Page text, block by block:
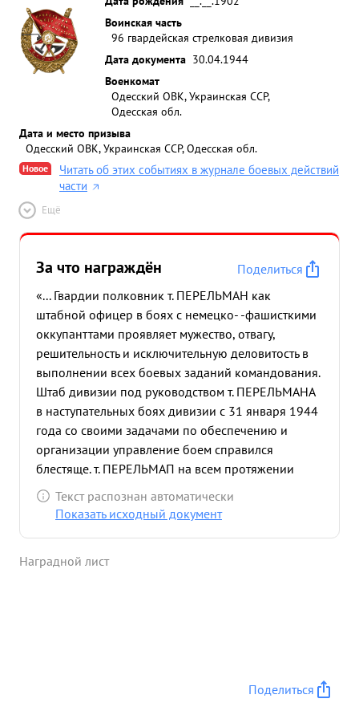
Воинская часть
96 гвардейская стрелковая дивизия
Дата документа 30.04.1944
Военкомат
Одесский ОВК, Украинская ССР,
Одесская обл.
Дата и место призыва
Одесский ОВК, Украинская ССР, Одесская обл.
Новое
Читать об этих событиях в журнале боевых действий
части
Ещё
За что награждён
Поделиться
«... Гвардии полковник т. ПЕРЕЛЬМАН как
штабной офицер в боях с немецко- -фашисткими
оккупанттами проявляет мужество, отвагу,
решительность и исключительную деловитость в
выполнении всех боевых заданий командования.
Штаб дивизии под руководством т. ПЕРЕЛЬМАНА
в наступательных боях дивизии с 31 января 1944
года со своими задачами по обеспечению и
организации управление боем справился
блестяще. т. ПЕРЕЛЬМАП на всем протяжении
боев без сна и отдыха не жалея своих сил и
жизни, непрерывно держал связь с частями,
напряженность боях и трудности управление им,
которые под его командованием проявили
Текст распознан автоматически
Показать исходный документ
Наградной лист
Поделиться